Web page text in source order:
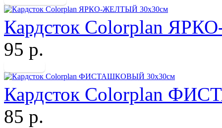
Кардсток Colorplan
95 р.
Кардсток Colorplan
85 р.